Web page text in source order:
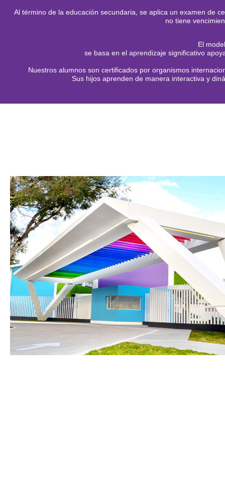
Al término de la educación secundaria, se aplica un examen de
no tiene
El
se basa en el aprendizaje significativo
Nuestros alumnos son certificados por organismos
Sus hijos aprenden de manera interactiva y